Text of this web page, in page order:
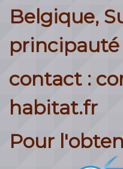
Belgique,
principauté
contact :
habitat.fr
Pour